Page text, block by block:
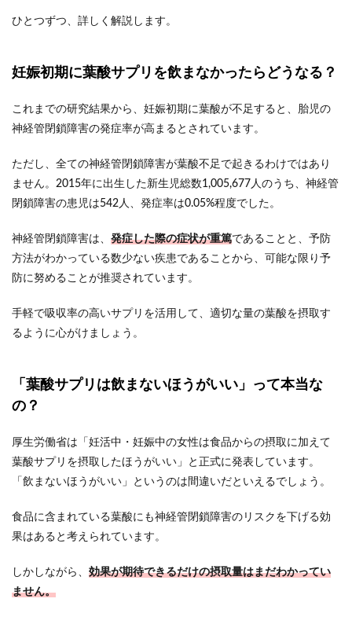
ひとつずつ、詳しく解説します。
妊娠初期に葉酸サプリを飲まなかったらどうなる？
これまでの研究結果から、妊娠初期に葉酸が不足すると、胎児の
神経管閉鎖障害の発症率が高まるとされています。
ただし、全ての神経管閉鎖障害が葉酸不足で起きるわけではあり
ません。2015年に出生した新生児総数1,005,677人のうち、神経管
閉鎖障害の患児は542人、発症率は0.05%程度でした。
神経管閉鎖障害は、 発症した際の症状が重篤であることと、予防
方法がわかっている数少ない疾患であることから、可能な限り予
防に努めることが推奨されています。
手軽で吸収率の高いサプリを活用して、適切な量の葉酸を摂取す
るように心がけましょう。
「葉酸サプリは飲まないほうがいい」って本当な
の？
厚生労働省は「妊活中・妊娠中の女性は食品からの摂取に加えて
葉酸サプリを摂取したほうがいい」と正式に発表しています。
「飲まないほうがいい」というのは間違いだといえるでしょう。
食品に含まれている葉酸にも神経管閉鎖障害のリスクを下げる効
果はあると考えられています。
しかしながら、 効果が期待できるだけの摂取量はまだわかってい
ません。